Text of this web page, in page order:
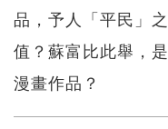
品，予人「平民」
值？蘇富比此舉，
漫畫作品？